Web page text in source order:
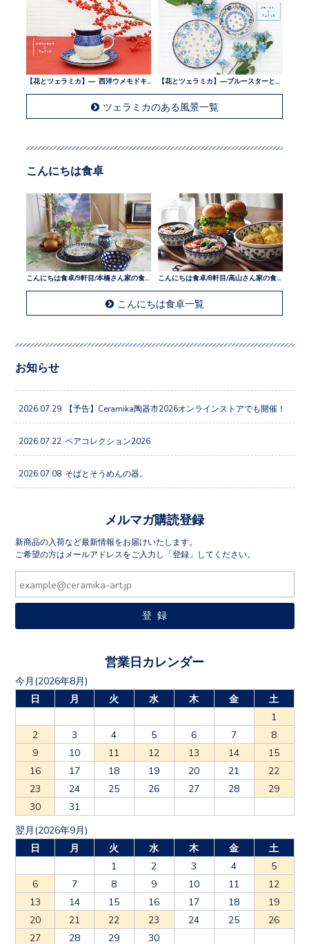
【花とツェラミカ】— 西洋ウメモドキとツェラミカ — 【花とツェラミカ】—ブルースターとツェラミカ —
ツェラミカのある風景一覧
こんにちは食卓
こんにちは食卓/9軒目/本橋さん家の食卓 こんにちは食卓/8軒目/高山さん家の食卓
こんにちは食卓一覧
お知らせ
2026.07.29 【予告】Ceramika陶器市2026オンラインストアでも開催！
2026.07.22 ペアコレクション2026
2026.07.08 そばとそうめんの器。
メルマガ購読登録
新商品の入荷など最新情報をお届けいたします。
ご希望の方はメールアドレスをご入力し「登録」してください。
営業日カレンダー
今月(2026年8月)
日
月 火 水 木 金
土
1
2
3 4 5 6 7
8
9
10 11 12 13 14
15
16
17 18 19 20 21
22
23
24 25 26 27 28
29
30
31
翌月(2026年9月)
日
月 火 水 木 金
土
1
2 3 4
5
6
7 8 9 10 11
12
13
14 15 16 17 18
19
20
21 22 23 24 25
26
27
28 29 30